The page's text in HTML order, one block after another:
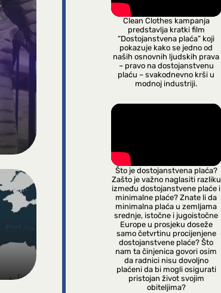
Clean Clothes kampanja
predstavlja kratki film
“Dostojanstvena plaća” koji
pokazuje kako se jedno od
naših osnovnih ljudskih prava
– pravo na dostojanstvenu
plaću – svakodnevno krši u
modnoj industriji.
Što je dostojanstvena plaća?
Zašto je važno naglasiti razliku
između dostojanstvene plaće i
minimalne plaće? Znate li da
minimalna plaća u zemljama
srednje, istočne i jugoistočne
Europe u prosjeku doseže
samo četvrtinu procijenjene
dostojanstvene plaće? Što
nam ta činjenica govori osim
da radnici nisu dovoljno
plaćeni da bi mogli osigurati
pristojan život svojim
obiteljima?